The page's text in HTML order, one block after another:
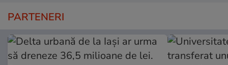
PARTENERI